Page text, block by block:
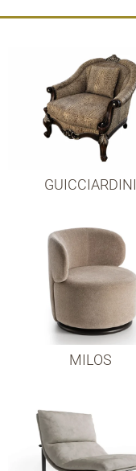
GUICCIARDINI
MILOS